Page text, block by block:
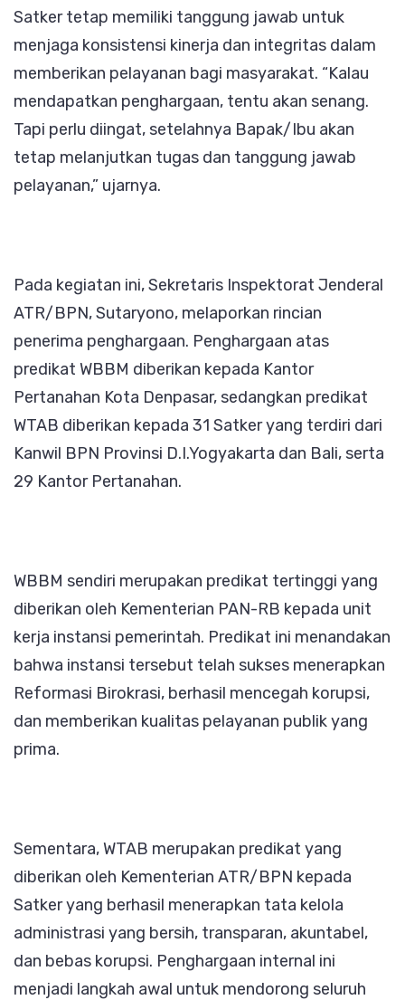
Satker tetap memiliki tanggung jawab untuk
menjaga konsistensi kinerja dan integritas dalam
memberikan pelayanan bagi masyarakat. “Kalau
mendapatkan penghargaan, tentu akan senang.
Tapi perlu diingat, setelahnya Bapak/Ibu akan
tetap melanjutkan tugas dan tanggung jawab
pelayanan,” ujarnya.
Pada kegiatan ini, Sekretaris Inspektorat Jenderal
ATR/BPN, Sutaryono, melaporkan rincian
penerima penghargaan. Penghargaan atas
predikat WBBM diberikan kepada Kantor
Pertanahan Kota Denpasar, sedangkan predikat
WTAB diberikan kepada 31 Satker yang terdiri dari
Kanwil BPN Provinsi D.I.Yogyakarta dan Bali, serta
29 Kantor Pertanahan.
WBBM sendiri merupakan predikat tertinggi yang
diberikan oleh Kementerian PAN-RB kepada unit
kerja instansi pemerintah. Predikat ini menandakan
bahwa instansi tersebut telah sukses menerapkan
Reformasi Birokrasi, berhasil mencegah korupsi,
dan memberikan kualitas pelayanan publik yang
prima.
Sementara, WTAB merupakan predikat yang
diberikan oleh Kementerian ATR/BPN kepada
Satker yang berhasil menerapkan tata kelola
administrasi yang bersih, transparan, akuntabel,
dan bebas korupsi. Penghargaan internal ini
menjadi langkah awal untuk mendorong seluruh